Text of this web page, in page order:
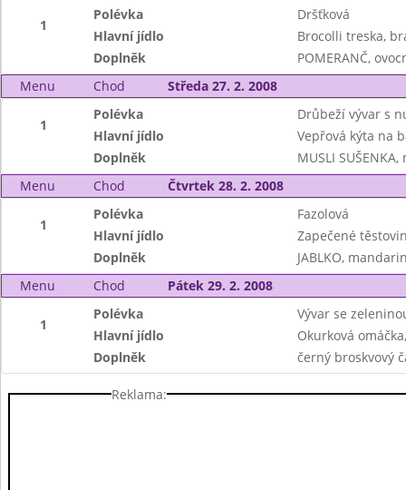
1
Polévka
Dršťková
Hlavní jídlo
Brocolli treska,
Doplněk
POMERANČ,
Menu
Chod Středa 27. 2. 2008
1
Polévka
Drůbeží vývar s
Hlavní jídlo
Vepřová kýta na
Doplněk
MUSLI
Menu
Chod Čtvrtek 28. 2. 2008
1
Polévka
Fazolová
Hlavní jídlo
Zapečené
Doplněk
JABLKO,
Menu
Chod Pátek 29. 2. 2008
1
Polévka
Vývar se
Hlavní jídlo
Okurková
Doplněk
černý broskvový
Reklama: